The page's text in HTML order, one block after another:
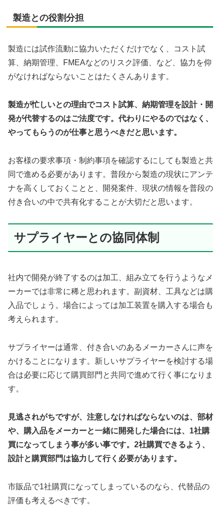
製造との役割分担
製造には試作流動に協力いただくだけでなく、コスト試
算、納期管理、FMEAなどのリスク評価、など、協力を仰
がなければならないことはたくさんあります。
製造が忙しいとの理由でコスト試算、納期管理を設計・開
発が代替するのはご法度です。代わりにやるのではなく、
やってもらうのが仕事と思うべきだと思います。
お客様の要求事項・制約事項を確認するにしても製造と共
同で進める必要があります。普段から製造の現状にアンテ
ナを高くしておくことと、開発案件、現状の情報を普段の
付き合いの中で共有化することが大切だと思います。
サプライヤーとの協同体制
社内で開発が終了するのは加工、組み立てを行うようなメ
ーカーでは非常に稀と思われます。副資材、工具などは購
入品でしょう。場合によっては加工装置を購入する場合も
考えられます。
サプライヤーは通常、付き合いのあるメーカーさんに声を
かけることになります。新しいサプライヤーを検討する場
合は必要に応じて購買部門と共同で進めて行く事になりま
す。
見逃されがちですが、注意しなければならないのは、部材
や、購入品をメーカーと一緒に開発した場合には、1社購
買になってしまう事が多い事です。2社購買できるよう、
設計と購買部門は協力して行く必要があります。
市販品で1社購買になってしまっているのなら、代替品の
評価も考えるべきです。